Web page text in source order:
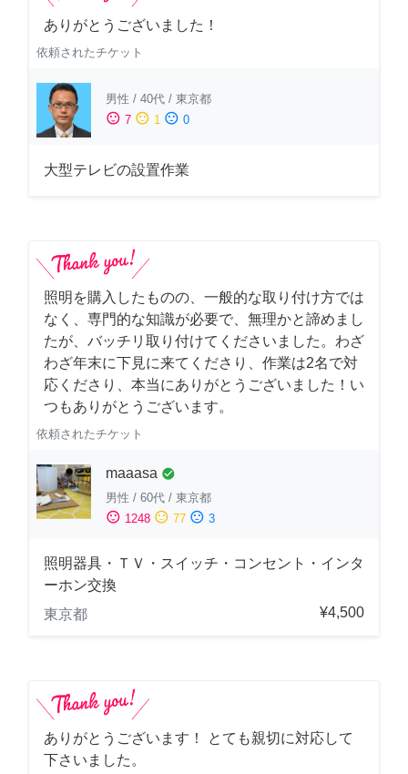
ありがとうございました！
依頼されたチケット
男性 / 40代 / 東京都
sentiment_satisfied 7 sentiment_neutral 1 sentiment_dissatisfied 0
大型テレビの設置作業
照明を購入したものの、一般的な取り付け方では
なく、専門的な知識が必要で、無理かと諦めまし
たが、バッチリ取り付けてくださいました。わざ
わざ年末に下見に来てくださり、作業は2名で対
応くださり、本当にありがとうございました！い
つもありがとうございます。
依頼されたチケット
maaasa check_circle
男性 / 60代 / 東京都
sentiment_satisfied 1248 sentiment_neutral 77 sentiment_dissatisfied 3
照明器具・ＴＶ・スイッチ・コンセント・インタ
ーホン交換
東京都
¥4,500
ありがとうございます！ とても親切に対応して
下さいました。